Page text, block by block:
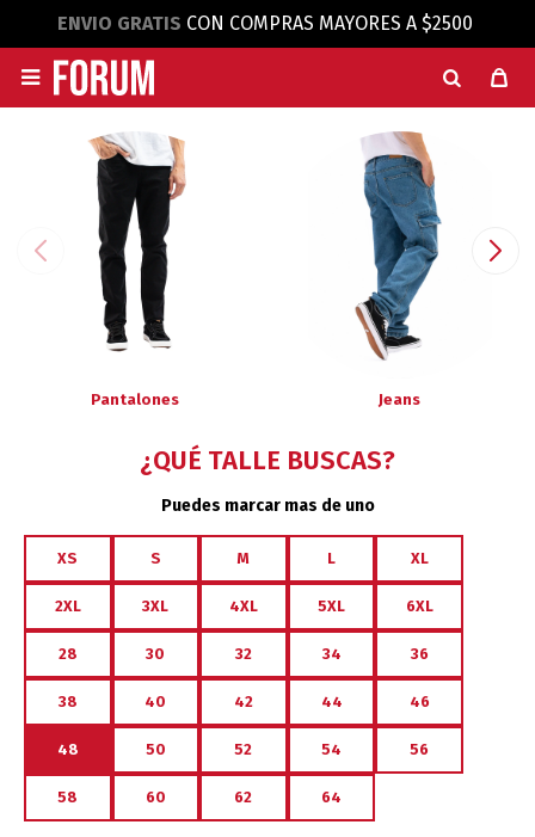
ENVIO GRATIS CON COMPRAS MAYORES A $2500

Pantalones Jeans
¿QUÉ TALLE BUSCAS?
Puedes marcar mas de uno
XS S M L XL
2XL 3XL 4XL 5XL 6XL
28 30 32 34 36
38 40 42 44 46
48 50 52 54 56
58 60 62 64